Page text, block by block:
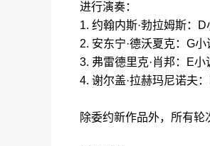
进行演奏：
1. 约翰内斯·勃拉姆斯：
2. 安东宁·德沃夏克：G
3. 弗雷德里克·肖邦：E
4. 谢尔盖·拉赫玛尼诺夫
除委约新作品外，所有轮